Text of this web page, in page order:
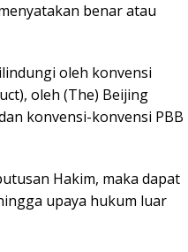
benar atau
oleh konvensi
oleh (The) Beijing
konvensi-konvensi PBB
Hakim, maka dapat
upaya hukum luar